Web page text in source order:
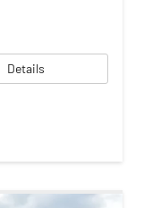
Details